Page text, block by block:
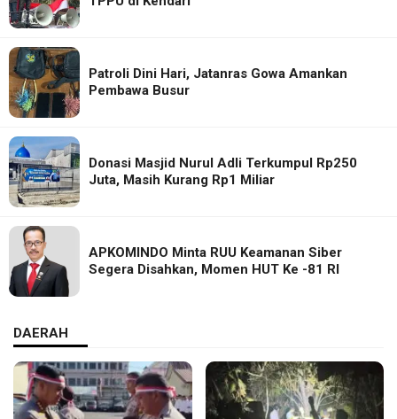
Patroli Dini Hari, Jatanras Gowa Amankan
Pembawa Busur
Donasi Masjid Nurul Adli Terkumpul Rp250
Juta, Masih Kurang Rp1 Miliar
APKOMINDO Minta RUU Keamanan Siber
Segera Disahkan, Momen HUT Ke -81 RI
DAERAH